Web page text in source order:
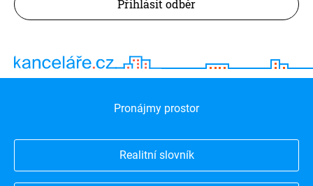
Přihlásit odběr
Pronájmy prostor
Realitní slovník